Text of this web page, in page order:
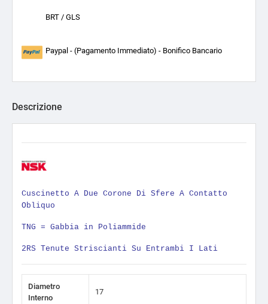
BRT / GLS
Paypal - (Pagamento Immediato) - Bonifico Bancario
Descrizione
Cuscinetto A Due Corone Di Sfere A Contatto
Obliquo
TNG = Gabbia in Poliammide
2RS Tenute Striscianti Su Entrambi I Lati
Diametro
Interno
17